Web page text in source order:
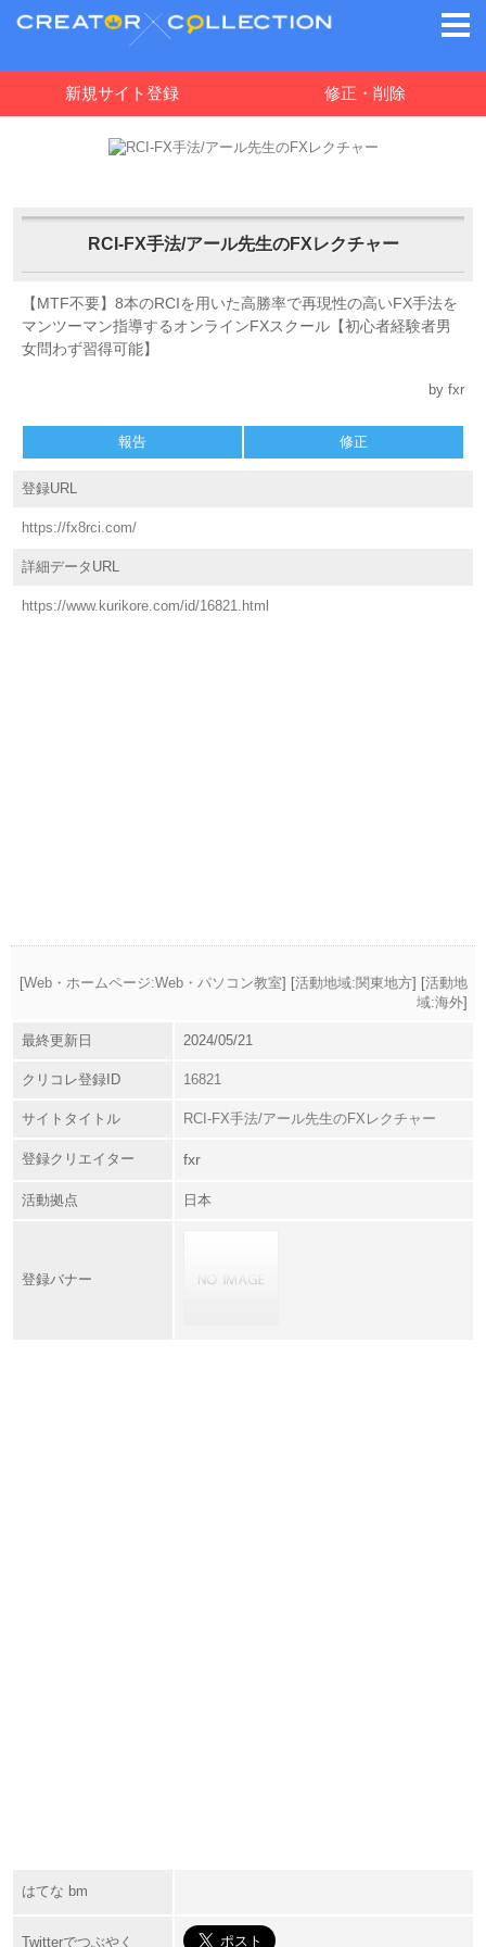
新規サイト登録 修正・削除
RCI-FX手法/アール先生のFXレクチャー
【MTF不要】8本のRCIを用いた高勝率で再現性の高いFX手法を
マンツーマン指導するオンラインFXスクール【初心者経験者男
女問わず習得可能】
by fxr
報告 修正
登録URL
https://fx8rci.com/
詳細データURL
https://www.kurikore.com/id/16821.html
[Web・ホームページ:Web・パソコン教室] [活動地域:関東地方] [活動地
域:海外]
最終更新日 2024/05/21
クリコレ登録ID 16821
サイトタイトル RCI-FX手法/アール先生のFXレクチャー
登録クリエイター fxr
活動拠点 日本
登録バナー
はてな bm
Twitterでつぶやく